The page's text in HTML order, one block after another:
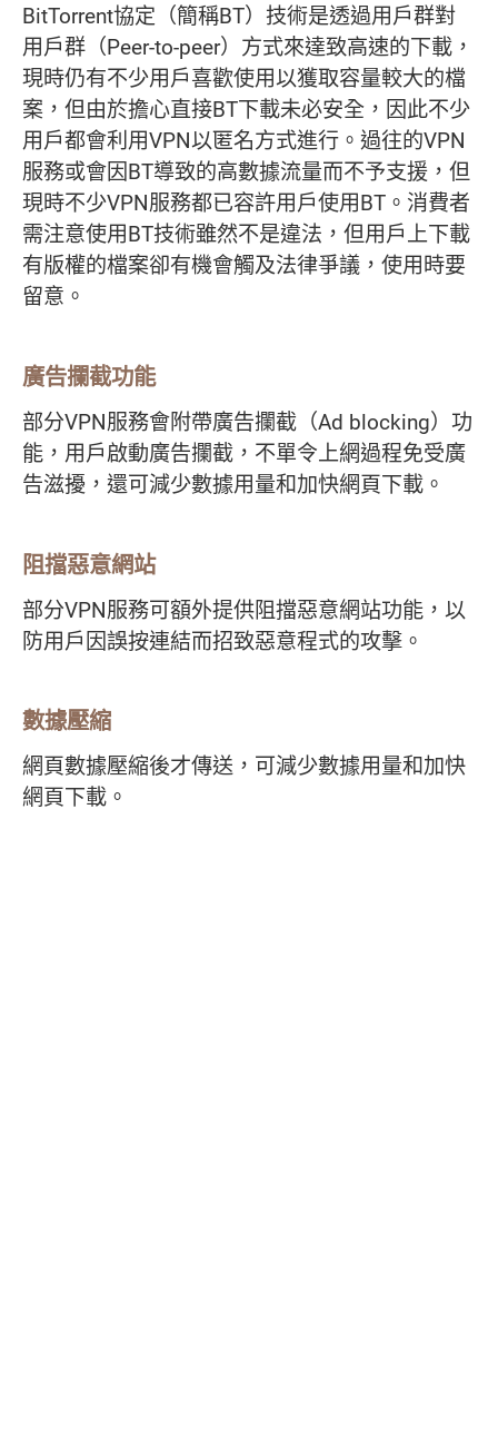
BitTorrent協定（簡稱BT）技術是透過用戶群對
用戶群（Peer-to-peer）方式來達致高速的下載，
現時仍有不少用戶喜歡使用以獲取容量較大的檔
案，但由於擔心直接BT下載未必安全，因此不少
用戶都會利用VPN以匿名方式進行。過往的VPN
服務或會因BT導致的高數據流量而不予支援，但
現時不少VPN服務都已容許用戶使用BT。消費者
需注意使用BT技術雖然不是違法，但用戶上下載
有版權的檔案卻有機會觸及法律爭議，使用時要
留意。
廣告攔截功能
部分VPN服務會附帶廣告攔截（Ad blocking）功
能，用戶啟動廣告攔截，不單令上網過程免受廣
告滋擾，還可減少數據用量和加快網頁下載。
阻擋惡意網站
部分VPN服務可額外提供阻擋惡意網站功能，以
防用戶因誤按連結而招致惡意程式的攻擊。
數據壓縮
網頁數據壓縮後才傳送，可減少數據用量和加快
網頁下載。